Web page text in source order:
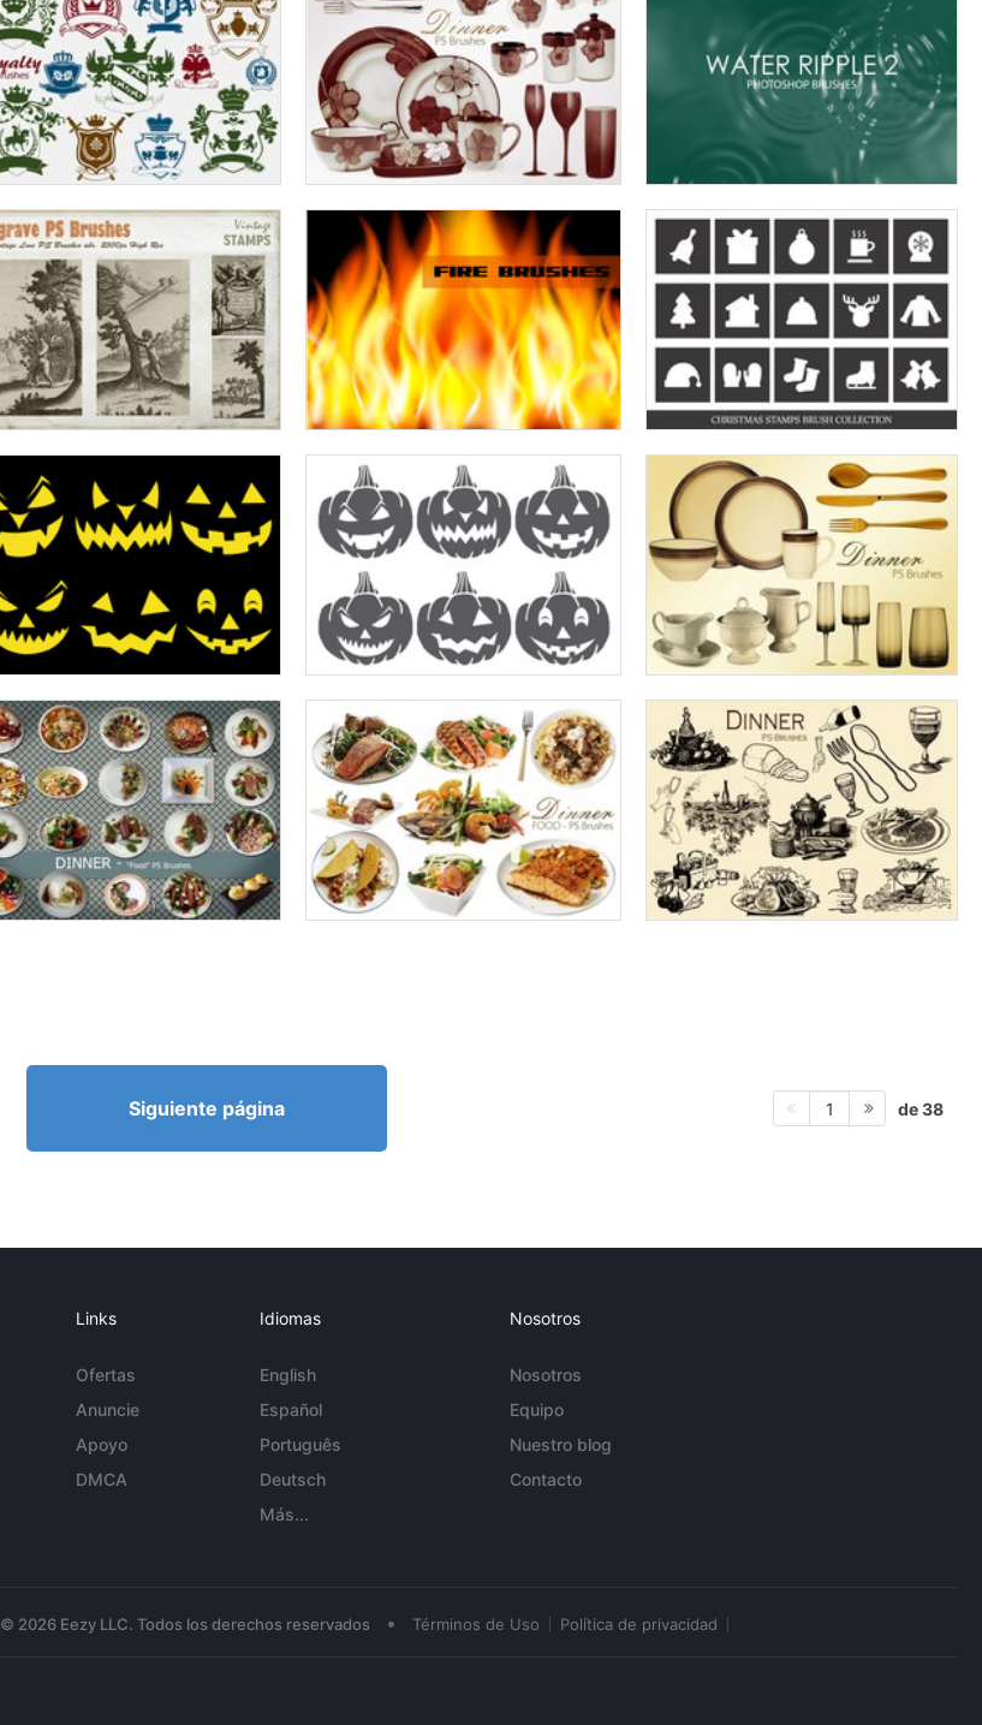
Siguiente página 1 de 38
Links
Ofertas
Anuncie
Apoyo
DMCA
Idiomas
English
Español
Português
Deutsch
Más...
Nosotros
Nosotros
Equipo
Nuestro blog
Contacto
© 2026 Eezy LLC. Todos los derechos reservados • Términos de Uso Política de privacidad